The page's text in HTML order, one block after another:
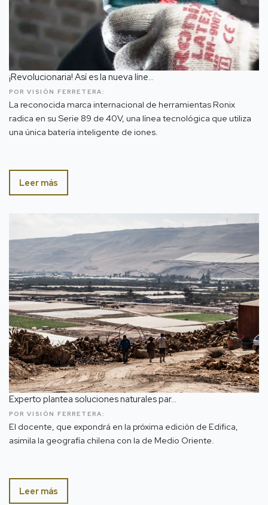
¡Revolucionaria! Así es la nueva líne...
POR VISIÓN FERRETERA:
La reconocida marca internacional de herramientas Ronix
radica en su Serie 89 de 40V, una línea tecnológica que utiliza
una única batería inteligente de iones.
Leer más
Experto plantea soluciones naturales par...
POR VISIÓN FERRETERA:
El docente, que expondrá en la próxima edición de Edifica,
asimila la geografía chilena con la de Medio Oriente.
Leer más